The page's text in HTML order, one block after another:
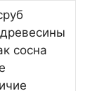
сосна